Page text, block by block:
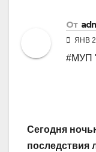
От
ЯНВ
#МУП
Сегодня
последствия